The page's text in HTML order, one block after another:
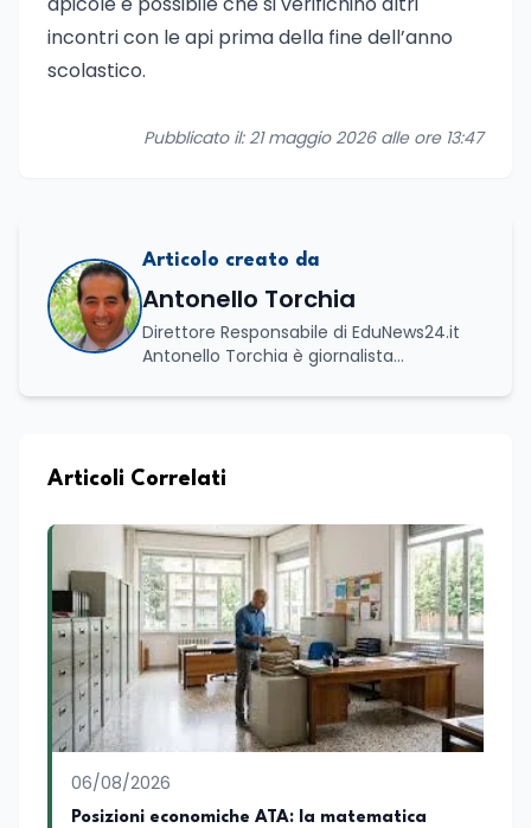
incontri con le api prima della fine dell’anno
scolastico.
Pubblicato il: 21 maggio 2026 alle ore 13:47
Articolo creato da
Antonello Torchia
Direttore Responsabile di EduNews24.it
Antonello Torchia è giornalista
con un percorso formativo e
economico, geopolitico, comunicativo e
accademica multidisciplinare: ha
conseguito la Laurea in Economia e
Commercio (quadriennale, Vecchio
Ordinamento), la Laurea Magistrale in
Relazioni Internazionali (LM-52) con la
votazione di 110/110 e lode, e la Laurea
Magistrale in Scienze Geografiche (LM-
80). Un trittico di competenze che gli
consente di leggere i fenomeni
contemporanei con una prospettiva che
abbraccia le dinamiche economiche, le
relazioni tra Stati e le dimensioni spaziali
e territoriali della società. Nel corso della
Articoli Correlati
06/08/2026
Posizioni economiche ATA: la matematica